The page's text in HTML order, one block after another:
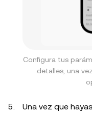
Configura tus
detalles, una
Una vez que